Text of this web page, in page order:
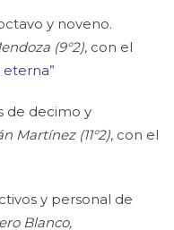
y noveno.
(9°2), con el
eterna”
de decimo y
Martínez (11°2), con el
y personal de
Blanco,